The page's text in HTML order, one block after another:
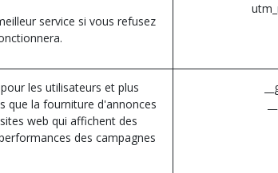
service si vous refusez
les utilisateurs et plus
que la fourniture d'annonces
web qui affichent des
des campagnes